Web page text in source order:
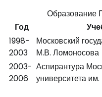
Образование
Год
1998-
2003
Московский
М.В. Ломоносова
2003-
2006
Аспирантура
университета